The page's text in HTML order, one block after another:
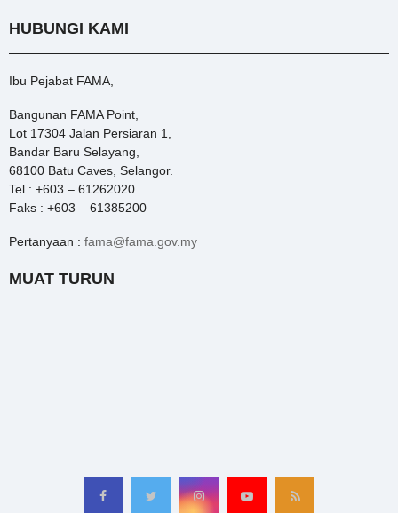
HUBUNGI KAMI
Ibu Pejabat FAMA,
Bangunan FAMA Point,
Lot 17304 Jalan Persiaran 1,
Bandar Baru Selayang,
68100 Batu Caves, Selangor.
Tel : +603 – 61262020
Faks : +603 – 61385200
Pertanyaan : fama@fama.gov.my
MUAT TURUN